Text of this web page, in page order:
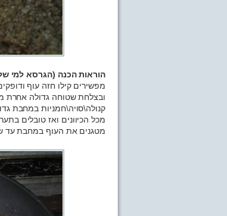
הוראות הכנה (הגרסא למי
מפשירים קילו חזה עוף
ובצלחת שטוחה גדולה אחרת
קנולה\סויה\חמניות במחבת
מכל הכיוונים ואז טובלים
מטגנים את העוף במחבת עד